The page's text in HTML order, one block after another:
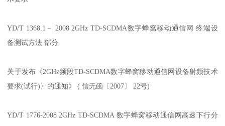
YD/T 1368.1－ 2008 2GHz TD-SCDMA数字蜂窝移动通信网 终端设
备测试方法 部分
关于发布《2GHz频段TD-SCDMA数字蜂窝移动通信网设备射频技术
要求(试行)〉的通知》 ( 信无函〔2007〕 22号)
YD/T 1776-2008 2GHz TD-SCDMA 数字蜂窝移动通信网高速下行分